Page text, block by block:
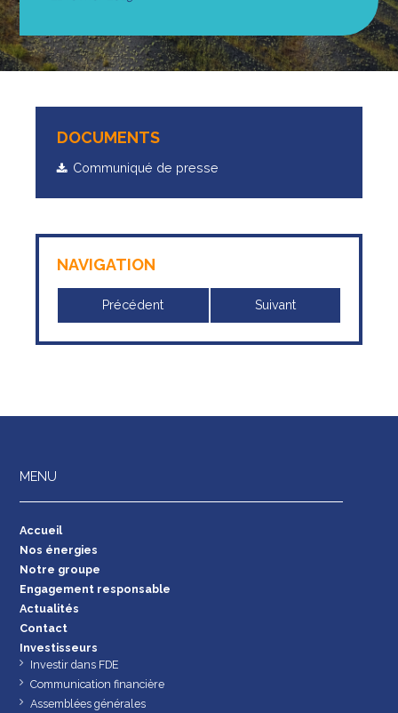
DOCUMENTS
Communiqué de presse
NAVIGATION
Précédent Suivant
MENU
Accueil
Nos énergies
Notre groupe
Engagement responsable
Actualités
Contact
Investisseurs
Investir dans FDE
Communication financière
Assemblées générales